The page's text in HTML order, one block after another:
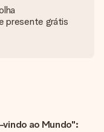
presente grátis
ao Mundo":